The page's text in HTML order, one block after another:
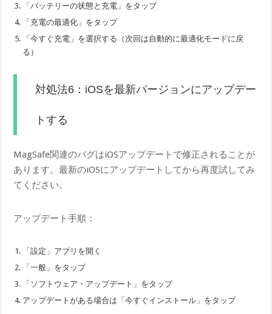
「バッテリーの状態と充電」をタップ
「充電の最適化」をタップ
「今すぐ充電」を選択する（次回は自動的に最適化モードに戻
る）
対処法6：iOSを最新バージョンにアップデー
トする
MagSafe関連のバグはiOSアップデートで修正されることが
あります。最新のiOSにアップデートしてから再度試してみ
てください。
アップデート手順：
「設定」アプリを開く
「一般」をタップ
「ソフトウェア・アップデート」をタップ
アップデートがある場合は「今すぐインストール」をタップ